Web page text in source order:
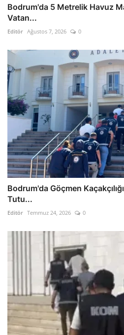
Bodrum'da 5 Metrelik Havuz
Vatan...
Editör Ağustos 7, 2026 0
Bodrum'da Göçmen
Tutu...
Editör Temmuz 24, 2026 0